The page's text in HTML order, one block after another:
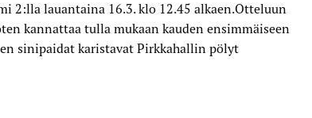
2:lla lauantaina 16.3. klo 12.45 alkaen.Otteluun
kannattaa tulla mukaan kauden ensimmäiseen
sinipaidat karistavat Pirkkahallin pölyt